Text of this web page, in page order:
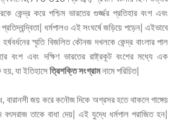
কেন্দ্র করে পশ্চিম ভারতের গুর্জ্জর প্রতিহার বংশ এবং
প্রতিদ্বন্দ্বিতা| ধর্মপালও এই সংঘর্ষে জড়িয়ে পড়েন| এইভাবে
স্মৃতি বিজলিত কৌনজ দখলকে কেন্দ্র বাংলার পাল
বংশ এবং দক্ষিণ ভারতের রাষ্ট্রকূট বংশের মধ্যে এক
হয়, যা ইতিহাসেত্রিশক্তি সংগ্রামনামে পরিচিত|
বারানসী জয় করে কনৌজ দিকে অগ্রসর হতে থাকলে গাঙ্গেয়
বৎসরাজ তাকে বাধা দেয়| এই যুদ্ধে ধর্মপাল পরাজিত হন|